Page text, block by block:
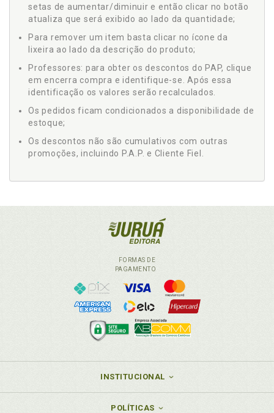
setas de aumentar/diminuir e então clicar no botão
atualiza que será exibido ao lado da quantidade;
Para remover um item basta clicar no ícone da
lixeira ao lado da descrição do produto;
Professores: para obter os descontos do PAP, clique
em encerra compra e identifique-se. Após essa
identificação os valores serão recalculados.
Os pedidos ficam condicionados a disponibilidade de
estoque;
Os descontos não são cumulativos com outras
promoções, incluindo P.A.P. e Cliente Fiel.
FORMAS DE
PAGAMENTO
INSTITUCIONAL
POLÍTICAS